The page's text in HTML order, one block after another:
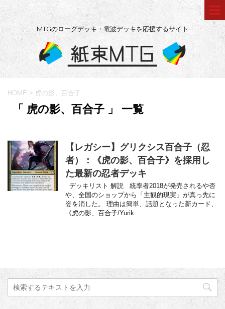
MTGのローグデッキ・電波デッキを応援するサイト
HOME > 虎の影、百合子
「 虎の影、百合子 」 一覧
【レガシー】グリクシス百合子（忍
者）：《虎の影、百合子》を採用し
た最新の忍者デッキ
デッキリスト 解説 統率者2018が発売されるや否
や、全国のショップから「主観的現実」が真っ先に
姿を消した。 理由は簡単、話題となった新カード、
《虎の影、百合子/Yurik ...